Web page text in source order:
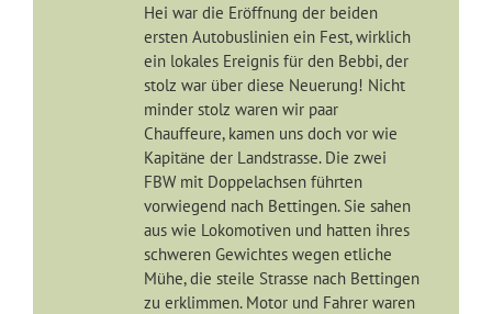
Hei war die Eröffnung der beiden
ersten Autobuslinien ein Fest, wirklich
ein lokales Ereignis für den Bebbi, der
stolz war über diese Neuerung! Nicht
minder stolz waren wir paar
Chauffeure, kamen uns doch vor wie
Kapitäne der Landstrasse. Die zwei
FBW mit Doppelachsen führten
vorwiegend nach Bettingen. Sie sahen
aus wie Lokomotiven und hatten ihres
schweren Gewichtes wegen etliche
Mühe, die steile Strasse nach Bettingen
zu erklimmen. Motor und Fahrer waren